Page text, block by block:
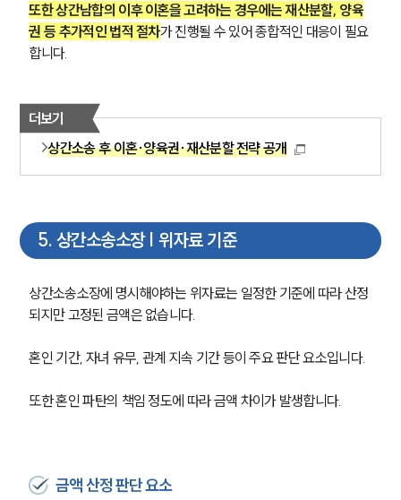
통합검색
AI대륜
사례분석/최신동향
업무분야
업무
전체
상간자위자료계산기
구성원 소개
또한 상간남합의 이후 이혼을 고려하는 경우에는 재산분할, 양육
권 등 추가적인 법적 절차가 진행될 수 있어 종합적인 대응이 필요
합니다.
더보기
상간소송 후 이혼·양육권·재산분할 전략 공개
5. 상간소송소장 | 위자료 기준
상간소송소장에 명시해야하는 위자료는 일정한 기준에 따라 산정
되지만 고정된 금액은 없습니다.
혼인 기간, 자녀 유무, 관계 지속 기간 등이 주요 판단 요소입니다.
또한 혼인 파탄의 책임 정도에 따라 금액 차이가 발생합니다.
금액 산정 판단 요소